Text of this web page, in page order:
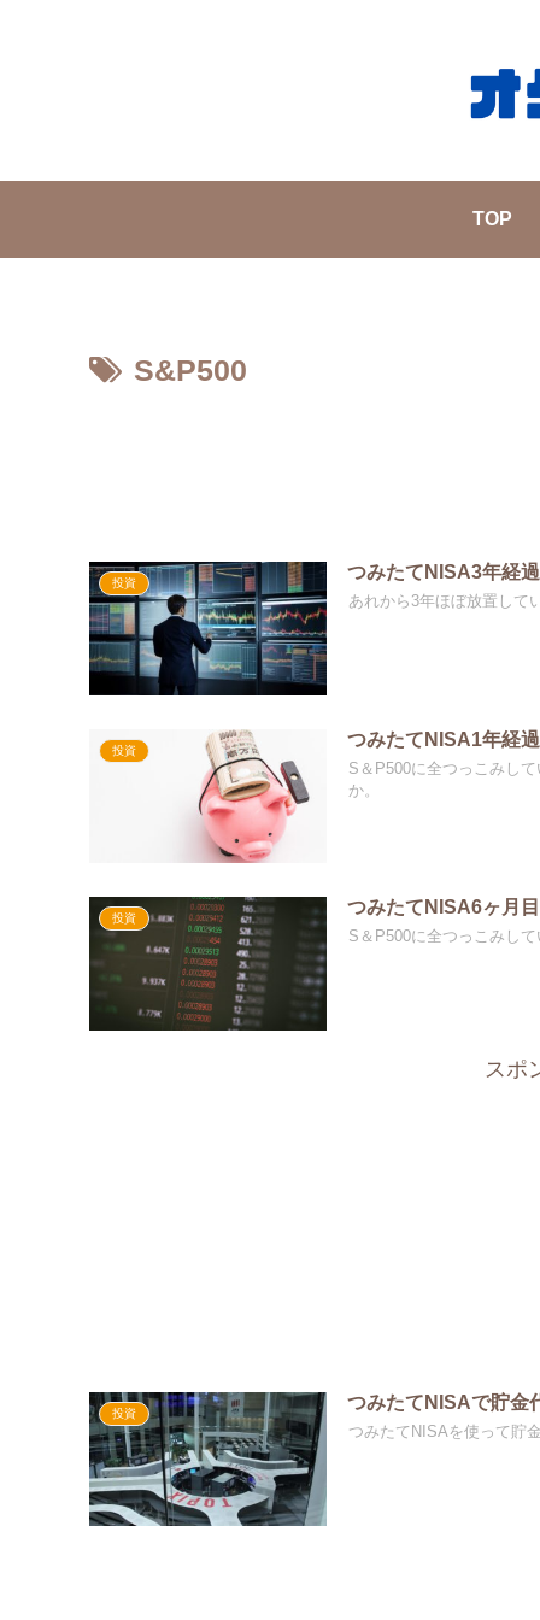
TOP
S&P500
投資
つみたてNISA3年経
あれから3年ほぼ放置して
投資
つみたてNISA1年経
S＆P500に全つっこみし
か。
投資
つみたてNISA6ヶ月
S＆P500に全つっこみし
スポ
投資
つみたてNISAで貯金
つみたてNISAを使って貯